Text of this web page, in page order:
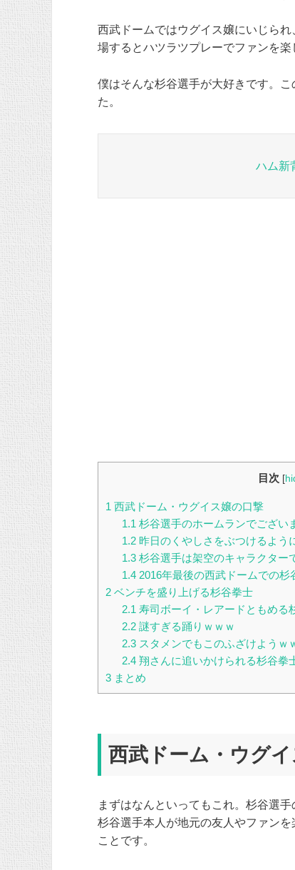
西武ドームではウグイス嬢にいじら
場するとハツラツプレーでファンを楽
僕はそんな杉谷選手が大好きです。
た。
ハム新
目次 [
1 西武ドーム・ウグイス嬢の口撃
1.1 杉谷選手のホームランでござい
1.2昨日のくやしさをぶつけるよう
1.3杉谷選手は架空のキャラクター
1.42016年最後の西武ドームでの杉
2 ベンチを盛り上げる杉谷拳士
2.1 寿司ボーイ・レアードともめる
2.2謎すぎる踊りｗｗｗ
2.3スタメンでもこのふざけようｗ
2.4翔さんに追いかけられる杉谷拳
3 まとめ
西武ドーム・ウグ
まずはなんといってもこれ。杉谷選
杉谷選手本人が地元の友人やファン
ことです。